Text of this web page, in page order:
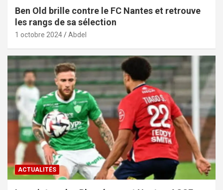
Ben Old brille contre le FC Nantes et retrouve
les rangs de sa sélection
1 octobre 2024 Abdel
ACTUALITÉS